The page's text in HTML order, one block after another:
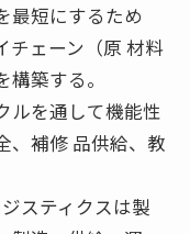
最短にするため
チェーン（原 材料
築する。
ルを通して機能性
、補修 品供給、教
スティクスは製